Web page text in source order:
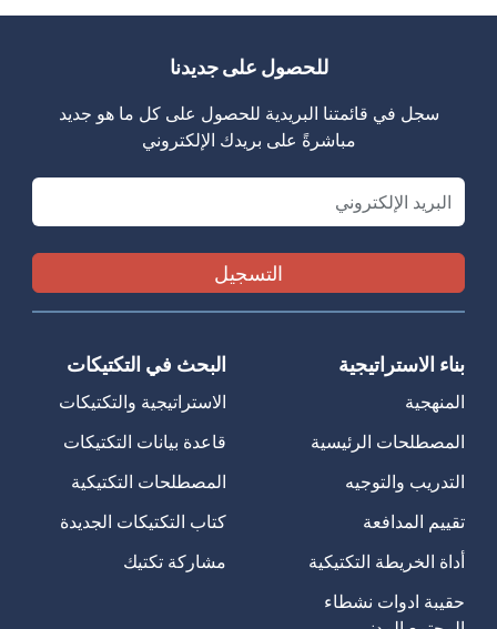
للحصول على جديدنا
سجل في قائمتنا البريدية للحصول على كل ما هو جديد
مباشرةً على بريدك الإلكتروني
Email
بناء الاستراتيجية
المنهجية
المصطلحات الرئيسية
التدريب والتوجيه
تقييم المدافعة
أداة الخريطة التكتيكية
حقيبة ادوات نشطاء
البحث في التكتيكات
الاستراتيجية والتكتيكات
قاعدة بيانات التكتيكات
المصطلحات التكتيكية
كتاب التكتيكات الجديدة
مشاركة تكتيك